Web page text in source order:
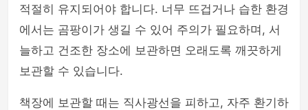
적절히 유지되어야 합니다. 너무 뜨겁거나 습한 환경
에서는 곰팡이가 생길 수 있어 주의가 필요하며, 서
늘하고 건조한 장소에 보관하면 오래도록 깨끗하게
보관할 수 있습니다.
책장에 보관할 때는 직사광선을 피하고, 자주 환기하